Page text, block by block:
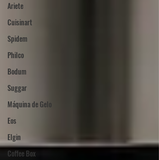
Ariete
Cuisinart
Spidem
Philco
Bodum
Suggar
Máquina de Gelo
Eos
Elgin
Coffee Box